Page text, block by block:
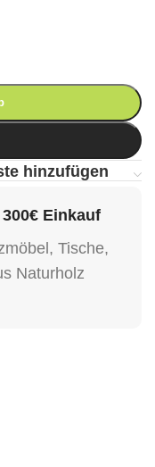
hinzufügen
Einkauf
Tische,
Naturholz